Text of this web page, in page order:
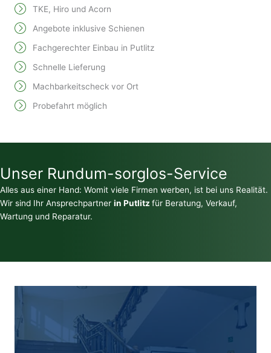
TKE, Hiro und Acorn
Angebote inklusive Schienen
Fachgerechter Einbau in Putlitz
Schnelle Lieferung
Machbarkeitscheck vor Ort
Probefahrt möglich
Unser Rundum-sorglos-Service
Alles aus einer Hand: Womit viele Firmen werben, ist bei uns Realität.
Wir sind Ihr Ansprechpartner in Putlitz für Beratung, Verkauf,
Wartung und Reparatur.